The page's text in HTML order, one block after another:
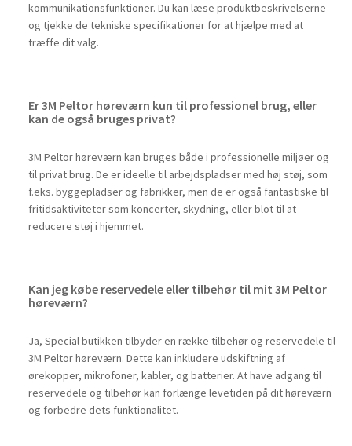
kommunikationsfunktioner. Du kan læse produktbeskrivelserne
og tjekke de tekniske specifikationer for at hjælpe med at
træffe dit valg.
Er 3M Peltor høreværn kun til professionel brug, eller
kan de også bruges privat?
3M Peltor høreværn kan bruges både i professionelle miljøer og
til privat brug. De er ideelle til arbejdspladser med høj støj, som
f.eks. byggepladser og fabrikker, men de er også fantastiske til
fritidsaktiviteter som koncerter, skydning, eller blot til at
reducere støj i hjemmet.
Kan jeg købe reservedele eller tilbehør til mit 3M Peltor
høreværn?
Ja, Special butikken tilbyder en række tilbehør og reservedele til
3M Peltor høreværn. Dette kan inkludere udskiftning af
ørekopper, mikrofoner, kabler, og batterier. At have adgang til
reservedele og tilbehør kan forlænge levetiden på dit høreværn
og forbedre dets funktionalitet.